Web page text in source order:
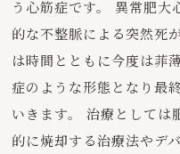
う心筋症です。 異常肥大
的な不整脈による突然死
は時間とともに今度は菲
症のような形態となり最
いきます。 治療としては
的に焼却する治療法やデ